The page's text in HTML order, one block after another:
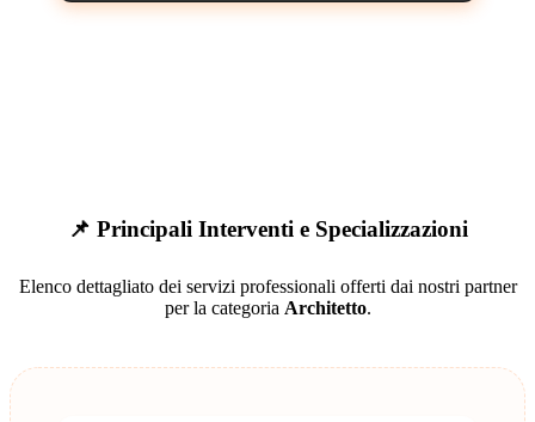
📌 Principali Interventi e Specializzazioni
Elenco dettagliato dei servizi professionali offerti dai nostri partner
per la categoria Architetto.